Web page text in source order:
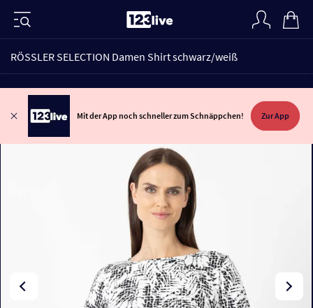
RÖSSLER SELECTION Damen Shirt schwarz/weiß
Mit der App noch schneller zum Schnäppchen! Zur App